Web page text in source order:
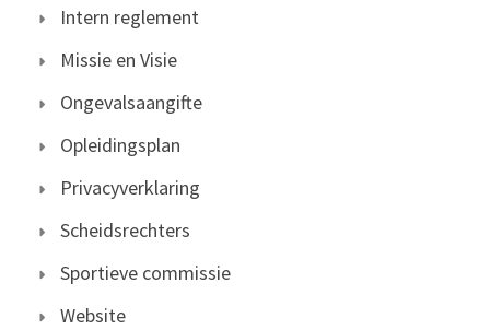
Intern reglement
Missie en Visie
Ongevalsaangifte
Opleidingsplan
Privacyverklaring
Scheidsrechters
Sportieve commissie
Website